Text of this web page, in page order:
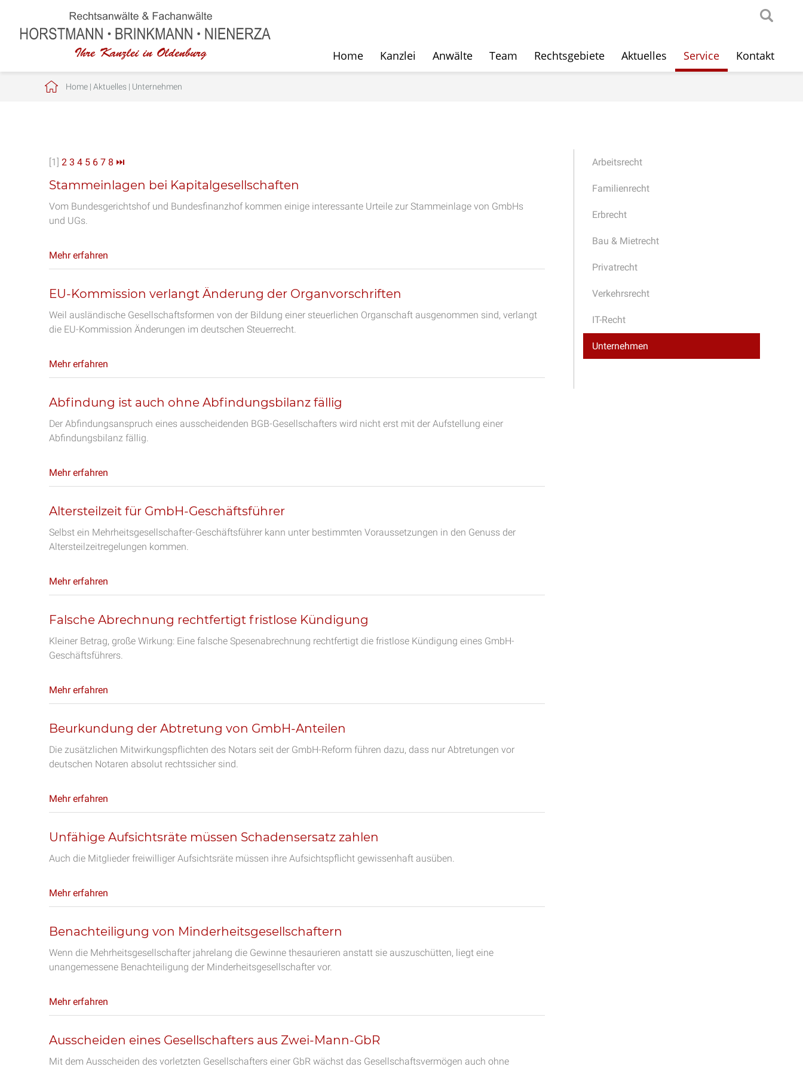
Home Kanzlei Anwälte Team Rechtsgebiete Aktuelles Service Kontakt
Home| Aktuelles| Unternehmen
Arbeitsrecht
Familienrecht
Erbrecht
Bau & Mietrecht
Privatrecht
Verkehrsrecht
IT-Recht
Unternehmen
[1] 2 3 4 5 6 7 8 ⏭
Stammeinlagen bei Kapitalgesellschaften
Vom Bundesgerichtshof und Bundesfinanzhof kommen einige interessante Urteile zur Stammeinlage von GmbHs
und UGs.
Mehr erfahren
EU-Kommission verlangt Änderung der Organvorschriften
Weil ausländische Gesellschaftsformen von der Bildung einer steuerlichen Organschaft ausgenommen sind, verlangt
die EU-Kommission Änderungen im deutschen Steuerrecht.
Mehr erfahren
Abfindung ist auch ohne Abfindungsbilanz fällig
Der Abfindungsanspruch eines ausscheidenden BGB-Gesellschafters wird nicht erst mit der Aufstellung einer
Abfindungsbilanz fällig.
Mehr erfahren
Altersteilzeit für GmbH-Geschäftsführer
Selbst ein Mehrheitsgesellschafter-Geschäftsführer kann unter bestimmten Voraussetzungen in den Genuss der
Altersteilzeitregelungen kommen.
Mehr erfahren
Falsche Abrechnung rechtfertigt fristlose Kündigung
Kleiner Betrag, große Wirkung: Eine falsche Spesenabrechnung rechtfertigt die fristlose Kündigung eines GmbH-
Geschäftsführers.
Mehr erfahren
Beurkundung der Abtretung von GmbH-Anteilen
Die zusätzlichen Mitwirkungspflichten des Notars seit der GmbH-Reform führen dazu, dass nur Abtretungen vor
deutschen Notaren absolut rechtssicher sind.
Mehr erfahren
Unfähige Aufsichtsräte müssen Schadensersatz zahlen
Auch die Mitglieder freiwilliger Aufsichtsräte müssen ihre Aufsichtspflicht gewissenhaft ausüben.
Mehr erfahren
Benachteiligung von Minderheitsgesellschaftern
Wenn die Mehrheitsgesellschafter jahrelang die Gewinne thesaurieren anstatt sie auszuschütten, liegt eine
unangemessene Benachteiligung der Minderheitsgesellschafter vor.
Mehr erfahren
Ausscheiden eines Gesellschafters aus Zwei-Mann-GbR
Mit dem Ausscheiden des vorletzten Gesellschafters einer GbR wächst das Gesellschaftsvermögen auch ohne